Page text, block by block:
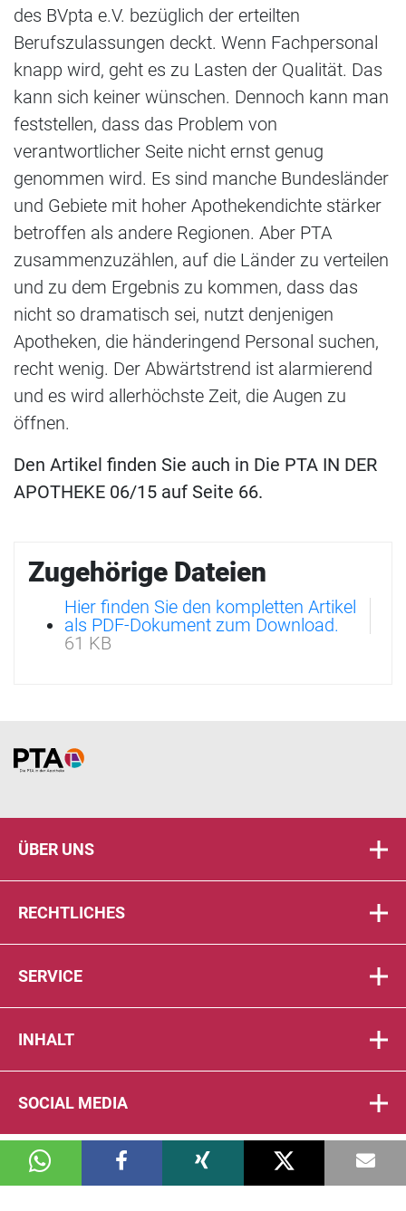
des BVpta e.V. bezüglich der erteilten
Berufszulassungen deckt. Wenn Fachpersonal
knapp wird, geht es zu Lasten der Qualität. Das
kann sich keiner wünschen. Dennoch kann man
feststellen, dass das Problem von
verantwortlicher Seite nicht ernst genug
genommen wird. Es sind manche Bundesländer
und Gebiete mit hoher Apothekendichte stärker
betroffen als andere Regionen. Aber PTA
zusammenzuzählen, auf die Länder zu verteilen
und zu dem Ergebnis zu kommen, dass das
nicht so dramatisch sei, nutzt denjenigen
Apotheken, die händeringend Personal suchen,
recht wenig. Der Abwärtstrend ist alarmierend
und es wird allerhöchste Zeit, die Augen zu
öffnen.
Den Artikel finden Sie auch in Die PTA IN DER
APOTHEKE 06/15 auf Seite 66.
Zugehörige Dateien
Hier finden Sie den kompletten Artikel
als PDF-Dokument zum Download.
61 KB
Home
ÜBER UNS
RECHTLICHES
SERVICE
INHALT
SOCIAL MEDIA
© 2026 DIE PTA IN DER APOTHEKE